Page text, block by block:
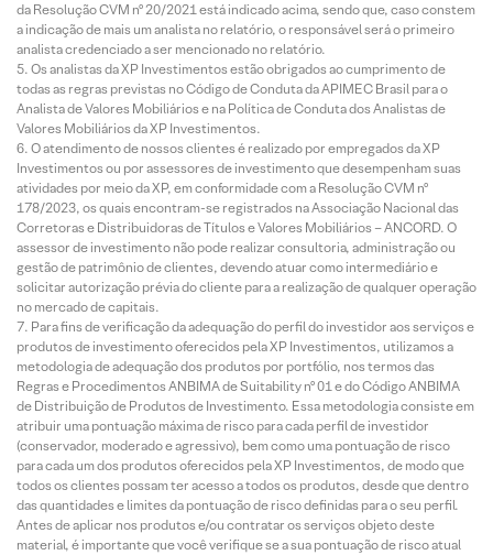
da Resolução CVM nº 20/2021 está indicado acima, sendo que, caso constem
a indicação de mais um analista no relatório, o responsável será o primeiro
analista credenciado a ser mencionado no relatório.
Os analistas da XP Investimentos estão obrigados ao cumprimento de
todas as regras previstas no Código de Conduta da APIMEC Brasil para o
Analista de Valores Mobiliários e na Política de Conduta dos Analistas de
Valores Mobiliários da XP Investimentos.
O atendimento de nossos clientes é realizado por empregados da XP
Investimentos ou por assessores de investimento que desempenham suas
atividades por meio da XP, em conformidade com a Resolução CVM nº
178/2023, os quais encontram-se registrados na Associação Nacional das
Corretoras e Distribuidoras de Títulos e Valores Mobiliários – ANCORD. O
assessor de investimento não pode realizar consultoria, administração ou
gestão de patrimônio de clientes, devendo atuar como intermediário e
solicitar autorização prévia do cliente para a realização de qualquer operação
no mercado de capitais.
Para fins de verificação da adequação do perfil do investidor aos serviços e
produtos de investimento oferecidos pela XP Investimentos, utilizamos a
metodologia de adequação dos produtos por portfólio, nos termos das
Regras e Procedimentos ANBIMA de Suitability nº 01 e do Código ANBIMA
de Distribuição de Produtos de Investimento. Essa metodologia consiste em
atribuir uma pontuação máxima de risco para cada perfil de investidor
(conservador, moderado e agressivo), bem como uma pontuação de risco
para cada um dos produtos oferecidos pela XP Investimentos, de modo que
todos os clientes possam ter acesso a todos os produtos, desde que dentro
das quantidades e limites da pontuação de risco definidas para o seu perfil.
Antes de aplicar nos produtos e/ou contratar os serviços objeto deste
material, é importante que você verifique se a sua pontuação de risco atual